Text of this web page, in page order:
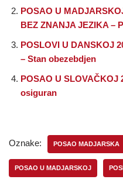
POSAO U
BEZ ZNANJA JEZIKA –
POSLOVI U DANSKOJ
– Stan obezebdjen
POSAO U SLOVAČKOJ
osiguran
Oznake: POSAO MADJARSKA
POSAO U MADJARSKOJ